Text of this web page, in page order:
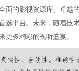
面的影视资源库、卓越
选平台。未来，随着技
更多精彩的视听盛宴。